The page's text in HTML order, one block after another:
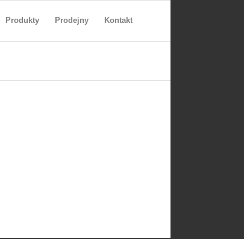
Produkty Prodejny Kontakt